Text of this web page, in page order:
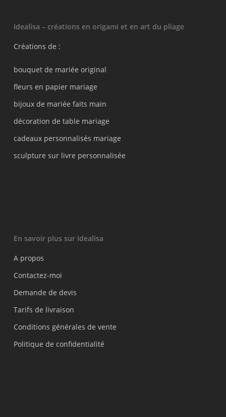
Idealisa – créations en origami et en art du pliage
Créations de :
bouquet de mariée original
fleurs en papier mariage
bijoux de mariée faits main
décoration de table mariage
cadeaux personnalisés mariage
sculpture sur livre personnalisée
En savoir plus sur Idealisa
A propos
Contactez-moi
Demande de devis
Tarifs de livraison
Conditions générales de vente
Politique de confidentialité